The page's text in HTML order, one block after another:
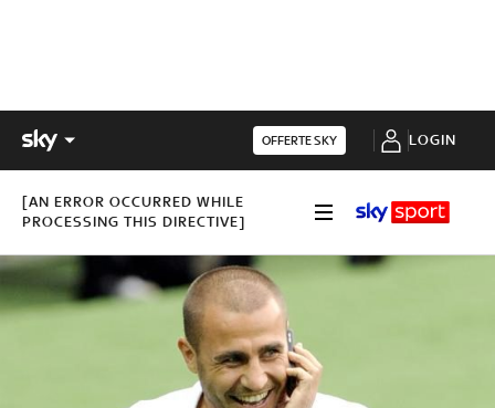
OFFERTE SKY LOGIN
[AN ERROR OCCURRED WHILE
PROCESSING THIS DIRECTIVE]